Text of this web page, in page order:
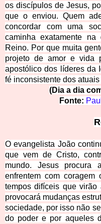
os discípulos de Jesus,
que o enviou. Quem
concordar com uma
caminha exatamente
Reino. Por que muita
projeto de amor e vida
apostólico dos líderes da
fé inconsistente dos
(Dia a dia
Fonte:
O evangelista João
que vem de Cristo,
mundo. Jesus procura
enfrentem com
tempos difíceis que virão
provocará mudanças
sociedade, por isso não
do poder e por aqueles